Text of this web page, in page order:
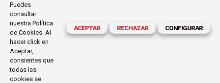
C/Antoni Maria Claret, 111-113 (Barcelona)
exode@exode.es
934 561 885
Horario:
Lunes a Viernes
09.30-14.00 | 16.00-19.30
Puedes
consultar
nuestra Política
de Cookies. Al
hacer click en
Aceptar,
consientes que
todas las
cookies se
ACEPTAR RECHAZAR CONFIGURAR